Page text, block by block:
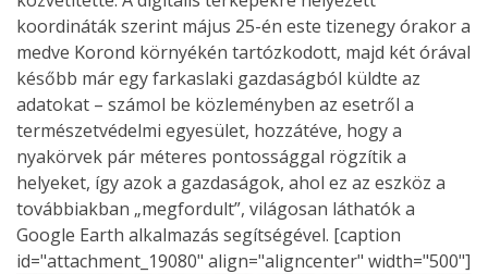
koordináták szerint május 25-én este tizenegy órakor a
medve Korond környékén tartózkodott, majd két órával
később már egy farkaslaki gazdaságból küldte az
adatokat – számol be közleményben az esetről a
természetvédelmi egyesület, hozzátéve, hogy a
nyakörvek pár méteres pontossággal rögzítik a
helyeket, így azok a gazdaságok, ahol ez az eszköz a
továbbiakban „megfordult”, világosan láthatók a
Google Earth alkalmazás segítségével. [caption
id="attachment_19080" align="aligncenter" width="500"]